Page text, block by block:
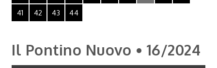
41
42 43 44
Il Pontino Nuovo • 16/2024